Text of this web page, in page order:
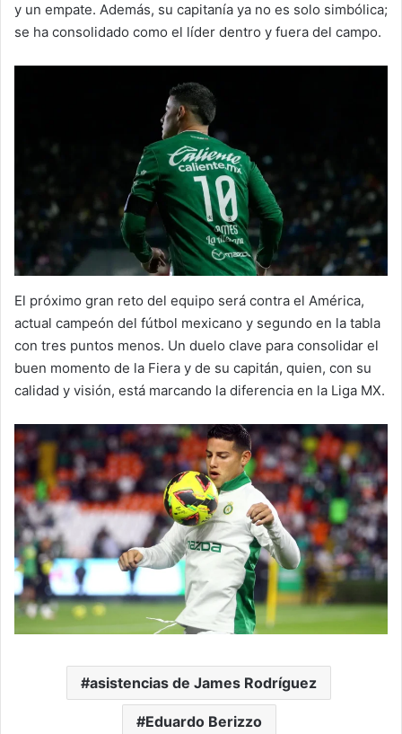
y un empate. Además, su capitanía ya no es solo simbólica;
se ha consolidado como el líder dentro y fuera del campo.
El próximo gran reto del equipo será contra el América,
actual campeón del fútbol mexicano y segundo en la tabla
con tres puntos menos. Un duelo clave para consolidar el
buen momento de la Fiera y de su capitán, quien, con su
calidad y visión, está marcando la diferencia en la Liga MX.
asistencias de James Rodríguez
Eduardo Berizzo